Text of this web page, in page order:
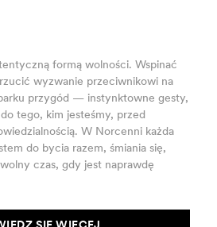
formą wolności. Wspinać
wyzwanie przeciwnikowi na
przygód — instynktowne gesty,
tego, kim jesteśmy, przed
W Norcenni każda
do bycia razem, śmiania się,
czas, gdy jest naprawdę